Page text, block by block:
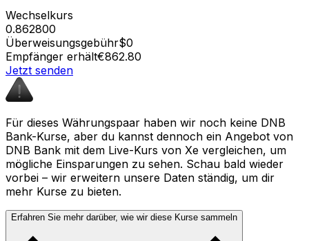
Wechselkurs
0.862800
Überweisungsgebühr$0
Empfänger erhält€862.80
Jetzt senden
Für dieses Währungspaar haben wir noch keine DNB
Bank-Kurse, aber du kannst dennoch ein Angebot von
DNB Bank mit dem Live-Kurs von Xe vergleichen, um
mögliche Einsparungen zu sehen. Schau bald wieder
vorbei – wir erweitern unsere Daten ständig, um dir
mehr Kurse zu bieten.
Erfahren Sie mehr darüber, wie wir diese Kurse sammeln